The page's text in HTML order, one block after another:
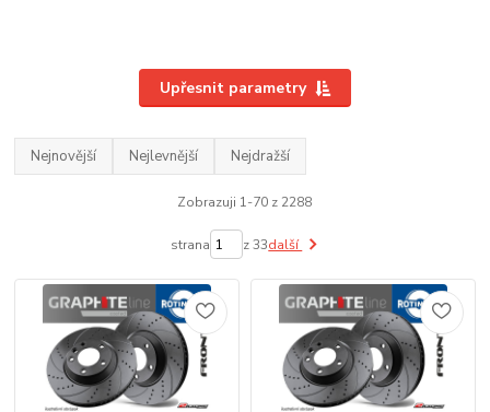
Upřesnit parametry
Nejnovější Nejlevnější Nejdražší
Zobrazuji 1-70 z 2288
strana z 33další